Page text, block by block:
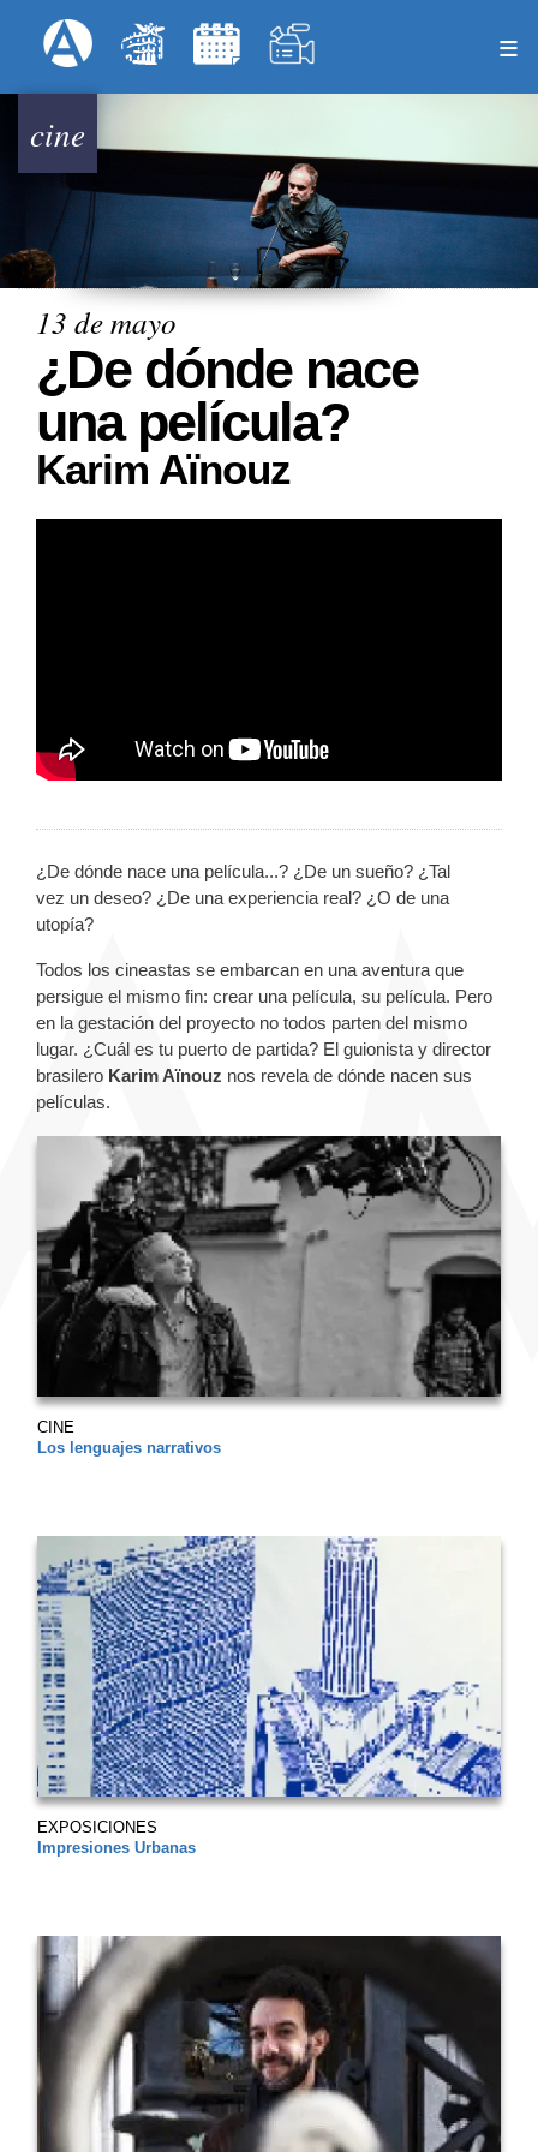
al
Menú Superior
cine
13 de mayo
¿De dónde nace
una película?
Karim Aïnouz
¿De dónde nace una película...? ¿De un sueño? ¿Tal
vez un deseo? ¿De una experiencia real? ¿O de una
utopía?
Todos los cineastas se embarcan en una aventura que
persigue el mismo fin: crear una película, su película. Pero
en la gestación del proyecto no todos parten del mismo
lugar. ¿Cuál es tu puerto de partida? El guionista y director
brasilero Karim Aïnouz nos revela de dónde nacen sus
películas.
CINE
Los lenguajes narrativos
EXPOSICIONES
Impresiones Urbanas